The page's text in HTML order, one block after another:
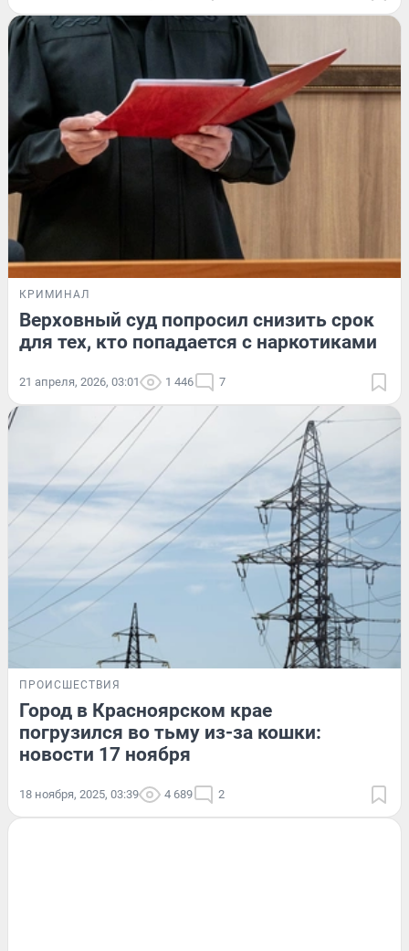
КРИМИНАЛ
Верховный суд попросил снизить срок
для тех, кто попадается с наркотиками
21 апреля, 2026, 03:01 1 446 7
ПРОИСШЕСТВИЯ
Город в Красноярском крае
погрузился во тьму из-за кошки:
новости 17 ноября
18 ноября, 2025, 03:39 4 689 2